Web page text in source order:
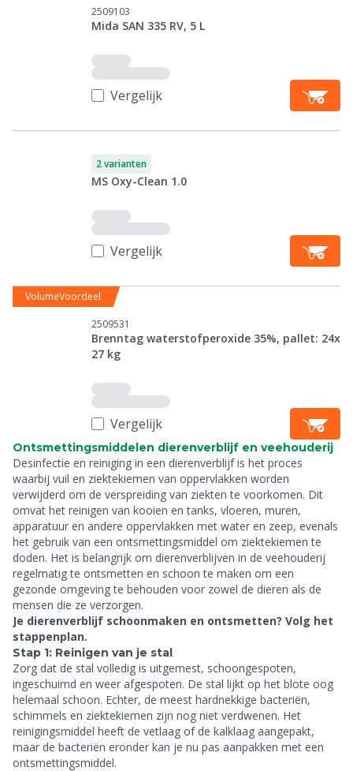
2509103
Mida SAN 335 RV, 5 L
Vergelijk
2 varianten
MS Oxy-Clean 1.0
Vergelijk
VolumeVoordeel
2509531
Brenntag waterstofperoxide 35%, pallet: 24x
27 kg
Vergelijk
Ontsmettingsmiddelen dierenverblijf en veehouderij
Desinfectie en reiniging in een dierenverblijf is het proces
waarbij vuil en ziektekiemen van oppervlakken worden
verwijderd om de verspreiding van ziekten te voorkomen. Dit
omvat het reinigen van kooien en tanks, vloeren, muren,
apparatuur en andere oppervlakken met water en zeep, evenals
het gebruik van een ontsmettingsmiddel om ziektekiemen te
doden. Het is belangrijk om dierenverblijven in de veehouderij
regelmatig te ontsmetten en schoon te maken om een
gezonde omgeving te behouden voor zowel de dieren als de
mensen die ze verzorgen.
Je dierenverblijf schoonmaken en ontsmetten? Volg het
stappenplan.
Stap 1: Reinigen van je stal
Zorg dat de stal volledig is uitgemest, schoongespoten,
ingeschuimd en weer afgespoten. De stal lijkt op het blote oog
helemaal schoon. Echter, de meest hardnekkige bacteriën,
schimmels en ziektekiemen zijn nog niet verdwenen. Het
reinigingsmiddel heeft de vetlaag of de kalklaag aangepakt,
maar de bacteriën eronder kan je nu pas aanpakken met een
ontsmettingsmiddel.